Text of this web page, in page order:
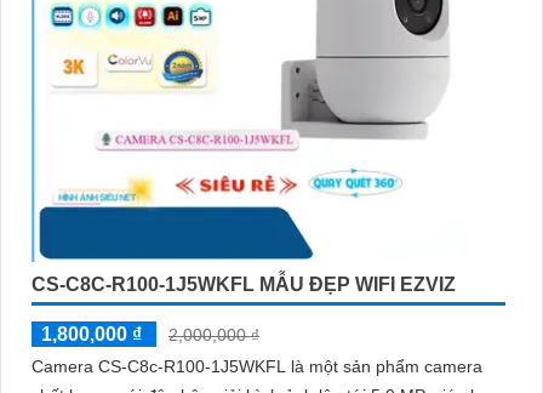
CS-C8C-R100-1J5WKFL MẪU ĐẸP WIFI EZVIZ
1,800,000 ₫
2,000,000 ₫
Camera CS-C8c-R100-1J5WKFL là một sản phẩm camera